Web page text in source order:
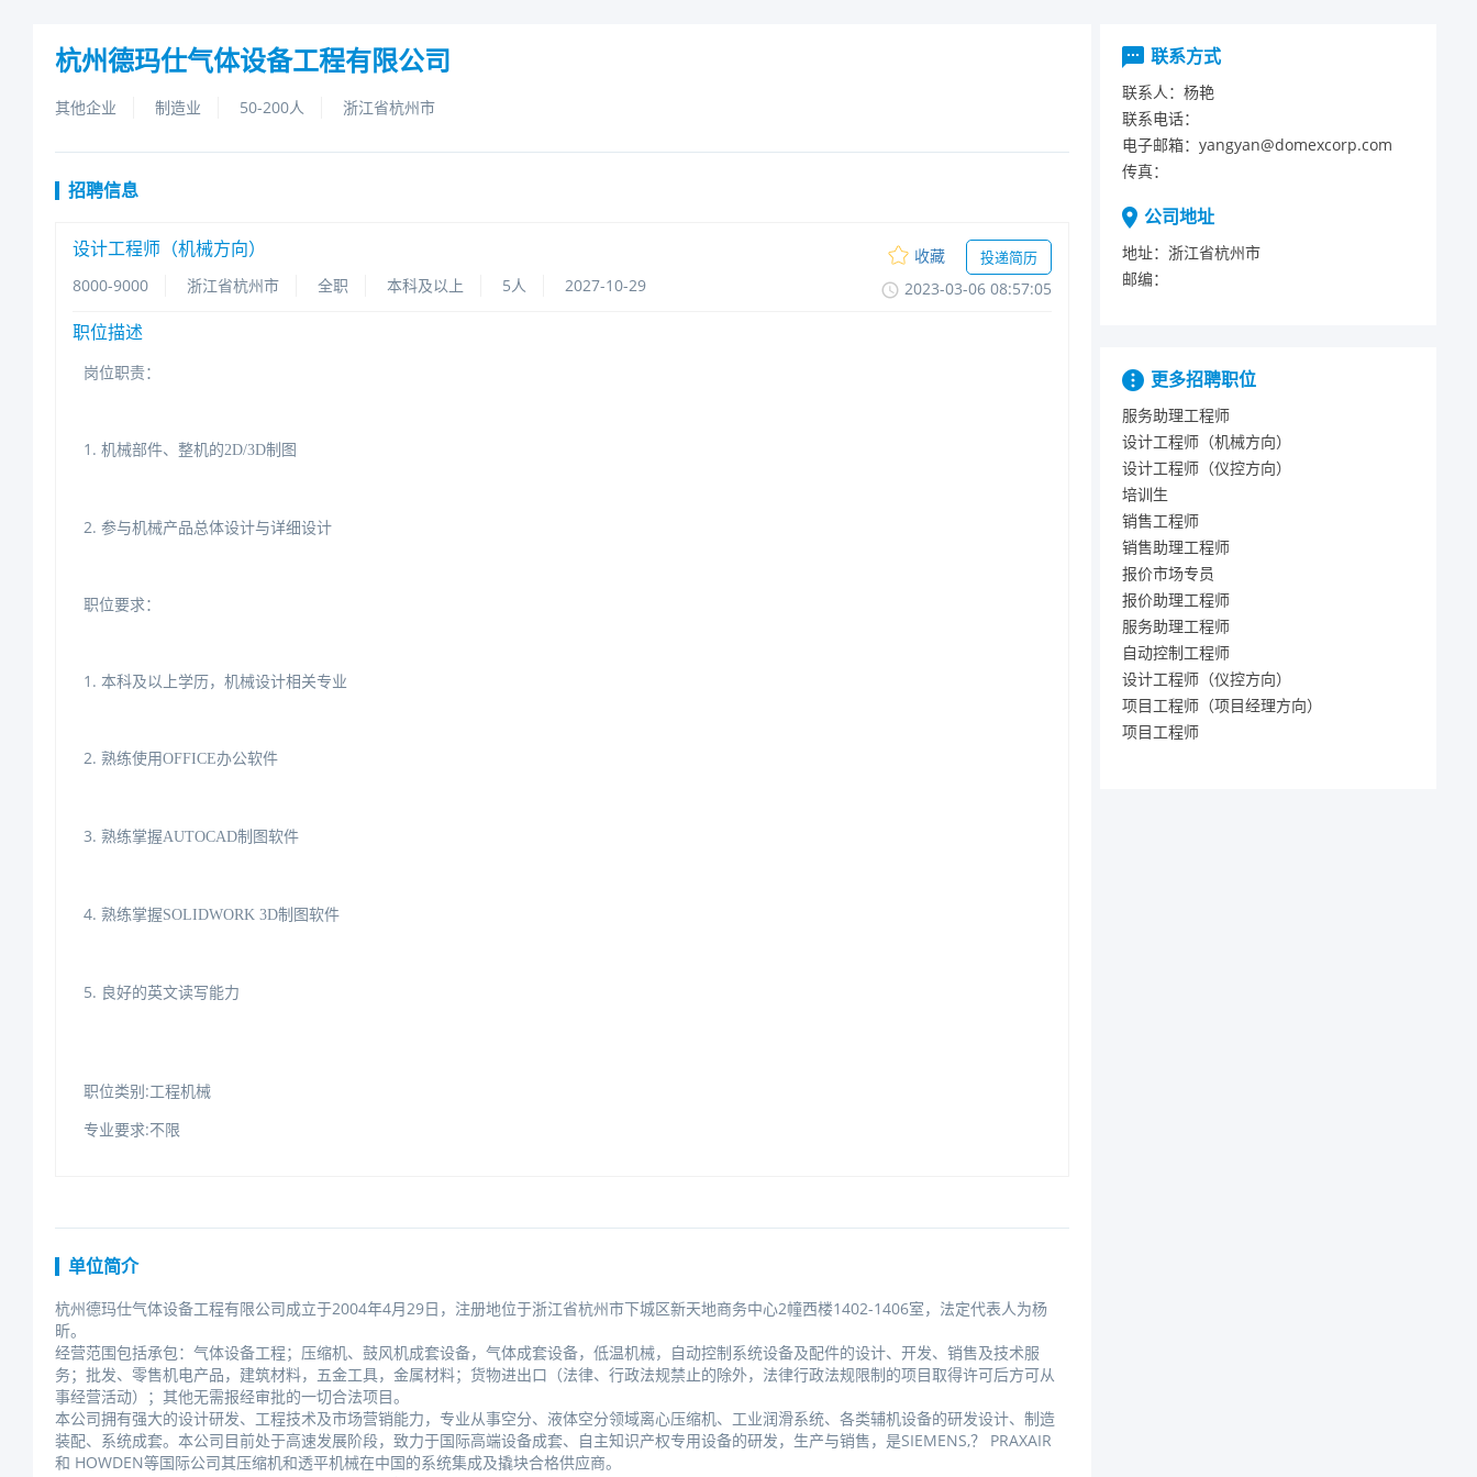
杭州德玛仕气体设备工程有限公司
其他企业 制造业 50-200人 浙江省杭州市
招聘信息
设计工程师（机械方向）
8000-9000 浙江省杭州市 全职 本科及以上 5人 2027-10-29
收藏 投递简历
2023-03-0608:57:05
职位描述
岗位职责：
1. 机械部件、整机的2D/3D制图
2.参与机械产品总体设计与详细设计
职位要求：
1.本科及以上学历，机械设计相关专业
2. 熟练使用OFFICE办公软件
3. 熟练掌握AUTOCAD制图软件
4. 熟练掌握SOLIDWORK3D制图软件
5.良好的英文读写能力
职位类别:工程机械
专业要求:不限
单位简介
杭州德玛仕气体设备工程有限公司成立于2004年4月29日，注册地位于浙江省杭州市下城区新天地商务中心2幢西楼1402-1406室，法定代表人为杨
昕。
经营范围包括承包：气体设备工程；压缩机、鼓风机成套设备，气体成套设备，低温机械，自动控制系统设备及配件的设计、开发、销售及技术服
务；批发、零售机电产品，建筑材料，五金工具，金属材料；货物进出口（法律、行政法规禁止的除外，法律行政法规限制的项目取得许可后方可从
事经营活动）；其他无需报经审批的一切合法项目。
本公司拥有强大的设计研发、工程技术及市场营销能力，专业从事空分、液体空分领域离心压缩机、工业润滑系统、各类辅机设备的研发设计、制造
装配、系统成套。本公司目前处于高速发展阶段，致力于国际高端设备成套、自主知识产权专用设备的研发，生产与销售，是SIEMENS,？PRAXAIR
和HOWDEN等国际公司其压缩机和透平机械在中国的系统集成及撬块合格供应商。
联系方式
联系人： 杨艳
联系电话：
电子邮箱： yangyan@domexcorp.com
传真：
公司地址
地址： 浙江省杭州市
邮编：
更多招聘职位
服务助理工程师
设计工程师（机械方向）
设计工程师（仪控方向）
培训生
销售工程师
销售助理工程师
报价市场专员
报价助理工程师
服务助理工程师
自动控制工程师
设计工程师（仪控方向）
项目工程师（项目经理方向）
项目工程师